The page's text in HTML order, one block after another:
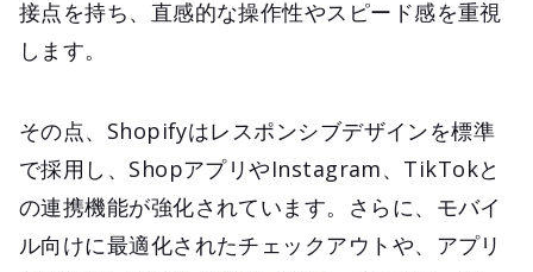
接点を持ち、直感的な操作性やスピード感を重視
します。
その点、Shopifyはレスポンシブデザインを標準
で採用し、ShopアプリやInstagram、TikTokと
の連携機能が強化されています。さらに、モバイ
ル向けに最適化されたチェックアウトや、アプリ